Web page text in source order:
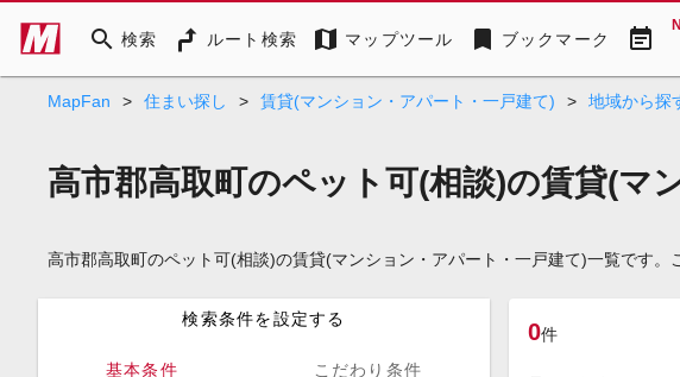
search 検索 ルート検索 map マップツール bookmark ブックマーク event_note
MapFan > 住まい探し > 賃貸(マンション・アパート・一戸建て) > 地域から探
高市郡高取町のペット可(相談)の賃貸(マ
高市郡高取町のペット可(相談)の賃貸(マンション・アパート・一戸建て)一覧です
検索条件を設定する
基本条件 こだわり条件
0件